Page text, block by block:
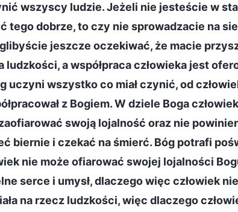
wszyscy ludzie. Jeżeli nie jesteście w
tego dobrze, to czy nie sprowadzacie na
jeszcze oczekiwać, że macie
a współpraca człowieka jest
uczyni wszystko co miał czynić, od
z Bogiem. W dziele Boga
swoją lojalność oraz nie
biernie i czekać na śmierć. Bóg potrafi
nie może ofiarować swojej lojalności
serce i umysł, dlaczego więc człowiek
na rzecz ludzkości, więc dlaczego